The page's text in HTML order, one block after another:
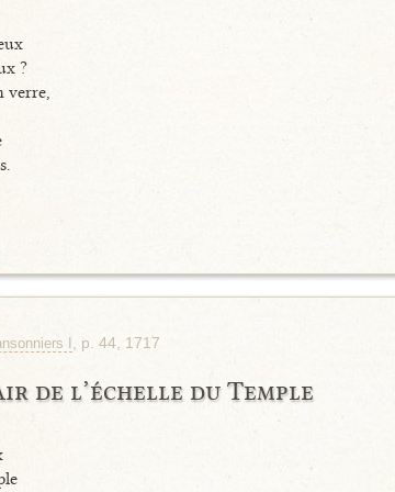
?
verre,
I , p. 44, 1717
de l’échelle du Temple